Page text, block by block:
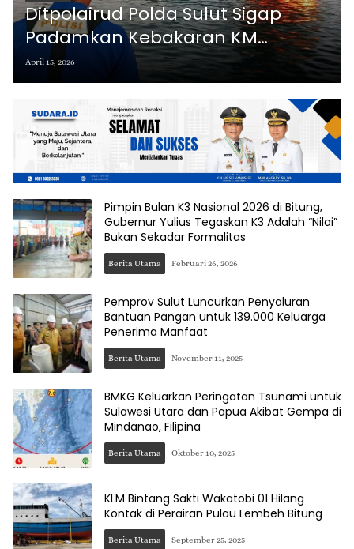
Ditpolairud Polda Sulut Sigap
Padamkan Kebakaran KM
Maranatha 04 di Selat Lembeh
April 15, 2026
Pimpin Bulan K3 Nasional 2026 di Bitung,
Gubernur Yulius Tegaskan K3 Adalah “Nilai”
Bukan Sekadar Formalitas
Berita Utama Februari 26, 2026
Pemprov Sulut Luncurkan Penyaluran
Bantuan Pangan untuk 139.000 Keluarga
Penerima Manfaat
Berita Utama November 11, 2025
BMKG Keluarkan Peringatan Tsunami untuk
Sulawesi Utara dan Papua Akibat Gempa di
Mindanao, Filipina
Berita Utama Oktober 10, 2025
KLM Bintang Sakti Wakatobi 01 Hilang
Kontak di Perairan Pulau Lembeh Bitung
Berita Utama September 25, 2025